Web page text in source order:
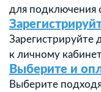
для подключения
Зарегистрируйте
к личному
Выберите и
Выберите